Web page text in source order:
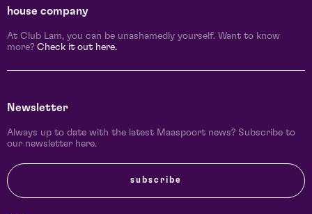
house company
At Club Lam, you can be unashamedly yourself. Want to know
more? Check it out here.
Newsletter
Always up to date with the latest Maaspoort news? Subscribe to
our newsletter here.
subscribe